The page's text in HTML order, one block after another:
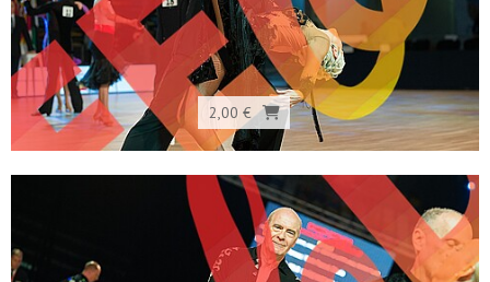
2,00 €